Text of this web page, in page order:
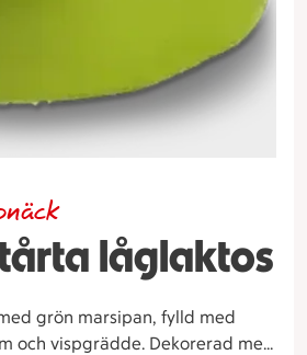
låglaktos
grön marsipan, fylld med
och vispgrädde. Dekorerad med